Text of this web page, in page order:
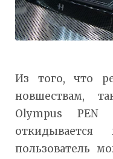
Из того, что
новшествам,
Olympus
пользователь